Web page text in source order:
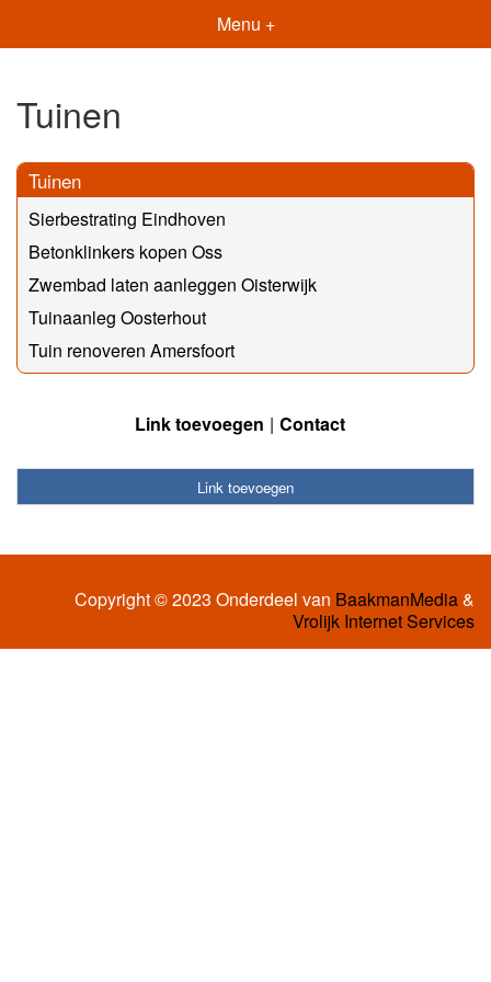
Menu +
Tuinen
Tuinen
Sierbestrating Eindhoven
Betonklinkers kopen Oss
Zwembad laten aanleggen Oisterwijk
Tuinaanleg Oosterhout
Tuin renoveren Amersfoort
Link toevoegen Contact
Link toevoegen
Copyright © 2023 Onderdeel van BaakmanMedia&
Vrolijk Internet Services